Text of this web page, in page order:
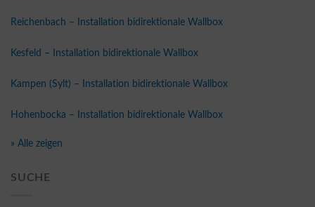
Reichenbach – Installation bidirektionale Wallbox
Kesfeld – Installation bidirektionale Wallbox
Kampen (Sylt) – Installation bidirektionale Wallbox
Hohenbocka – Installation bidirektionale Wallbox
» Alle zeigen
SUCHE